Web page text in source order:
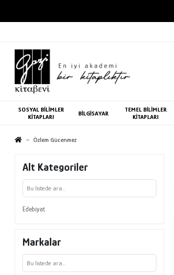
SOSYAL BİLİMLER
KİTAPLARI
BİLGİSAYAR
TEMEL BİLİMLER
KİTAPLARI
Özlem Gücenmez
Alt Kategoriler
Edebiyat
Markalar